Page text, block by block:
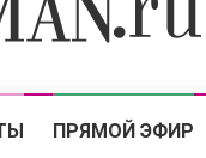
ПРЯМОЙ ЭФИР